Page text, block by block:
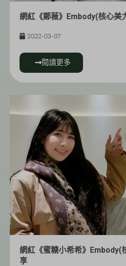
網紅《鄭薇》Embody(核心美
2022-03-07
閱讀更多
網紅《蜜糖小希希》Embody(
享